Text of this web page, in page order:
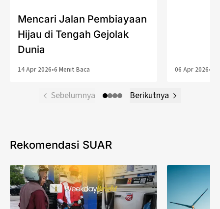
Mencari Jalan Pembiayaan
Hijau di Tengah Gejolak
Dunia
14 Apr 2026•6 Menit Baca 06 Apr 2026•
Sebelumnya Berikutnya
Rekomendasi SUAR